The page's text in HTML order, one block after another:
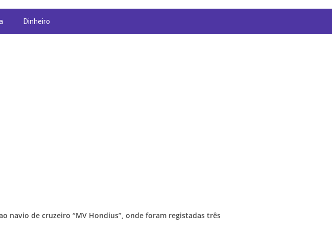
Dinheiro
navio de cruzeiro “MV Hondius”, onde foram registadas três